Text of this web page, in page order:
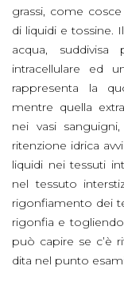
grassi, come
di liquidi e
acqua,
intracellulare ed
rappresenta la
mentre quella
nei vasi
ritenzione idrica
liquidi nei tessuti
nel tessuto
rigonfiamento dei
rigonfia e
può capire se c’è
dita nel punto